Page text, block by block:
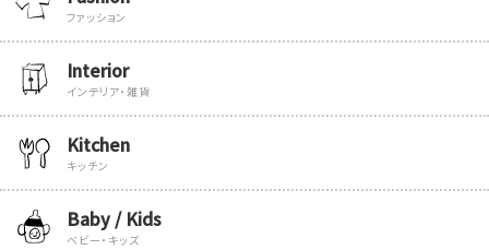
ファッション
Interior
インテリア・雑貨
Kitchen
キッチン
Baby / Kids
ベビー・キッズ